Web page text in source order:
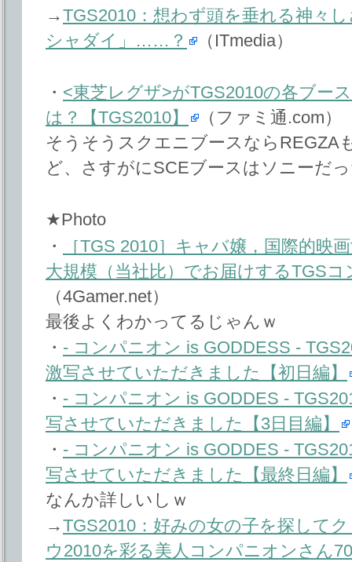
→TGS2010：想わず頭を垂れる神々
シャダイ」……？
（ITmedia）
・ <東芝レグザ>がTGS2010の各ブー
は？【TGS2010】
（ファミ通.com）
そうそうスクエニブースならREGZA
ど、さすがにSCEブースはソニーだ
★Photo
・
［TGS 2010］キャバ嬢，国際的映
大規模（当社比）でお届けするTGS
（4Gamer.net）
最後よくわかってるじゃんｗ
・ - コンパニオン is GODDESS -
激写させていただきました【初日編】
・ - コンパニオン is GODDES -
写させていただきました【3日目編】
・ - コンパニオン is GODDES -
写させていただきました【最終日編】
なんか詳しいしｗ
→TGS2010：好みの女の子を探して
ウ2010を彩る美人コンパニオンさん